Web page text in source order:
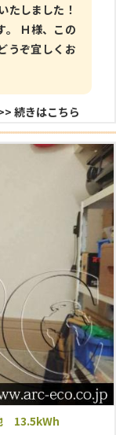
しました！
。 Ｈ様、この
うぞ宜しくお
続きはこちら
13.5kWh